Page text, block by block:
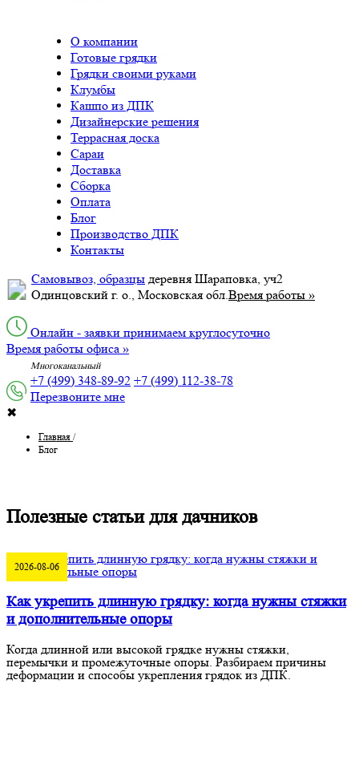
О компании
Готовые грядки
Грядки своими руками
Клумбы
Кашпо из ДПК
Дизайнерские решения
Террасная доска
Сараи
Доставка
Сборка
Оплата
Блог
Производство ДПК
Контакты
Самовывоз, образцы деревня Шараповка, уч2
Одинцовский г. о., Московская обл.Время работы »
Онлайн - заявки принимаем круглосуточно
Время работы офиса »
Многоканальный
+7 (499) 348-89-92 +7 (499) 112-38-78
Перезвоните мне
✖
Главная /
Блог
Полезные статьи для дачников
Как укрепить длинную грядку: когда нужны стяжки
и дополнительные опоры
2026-08-06
Когда длинной или высокой грядке нужны стяжки,
перемычки и промежуточные опоры. Разбираем причины
деформации и способы укрепления грядок из ДПК.